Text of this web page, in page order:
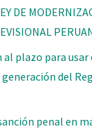
DE
al plazo para
generación del
penal en